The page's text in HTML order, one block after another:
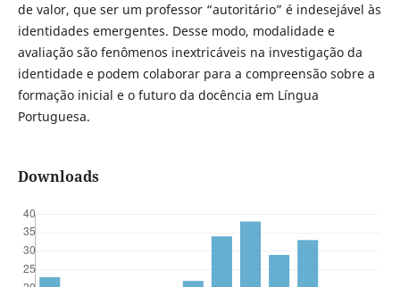
de valor, que ser um professor “autoritário” é indesejável às
identidades emergentes. Desse modo, modalidade e
avaliação são fenômenos inextricáveis na investigação da
identidade e podem colaborar para a compreensão sobre a
formação inicial e o futuro da docência em Língua
Portuguesa.
Downloads